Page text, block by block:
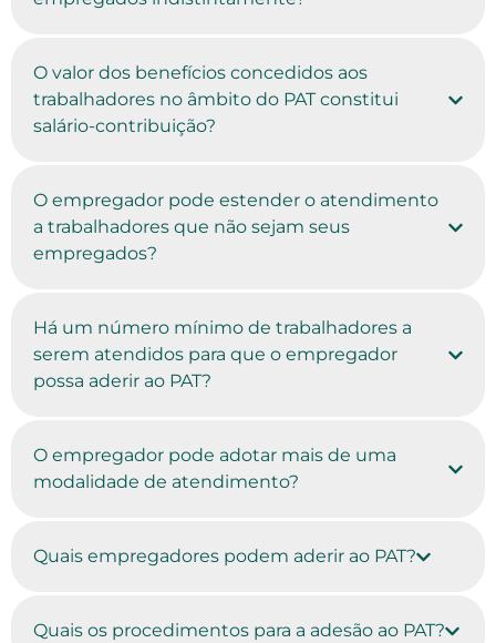
O valor dos benefícios concedidos aos
trabalhadores no âmbito do PAT constitui
salário-contribuição?
O empregador pode estender o atendimento
a trabalhadores que não sejam seus
empregados?
Há um número mínimo de trabalhadores a
serem atendidos para que o empregador
possa aderir ao PAT?
O empregador pode adotar mais de uma
modalidade de atendimento?
Quais empregadores podem aderir ao PAT?
Quais os procedimentos para a adesão ao PAT?